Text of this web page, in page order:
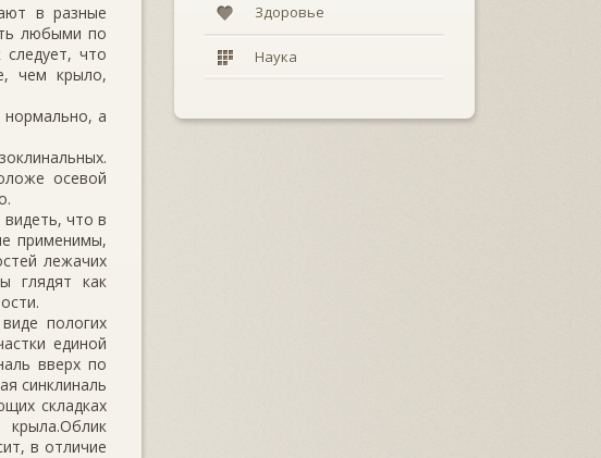
в разные
любыми по
что
чем кры­ло,
нормально, а
осевой
что в
применимы,
лежачих
глядят как
пологих
единой
вверх по
син­клиналь
складках
в отличие
Здоровье
Наука